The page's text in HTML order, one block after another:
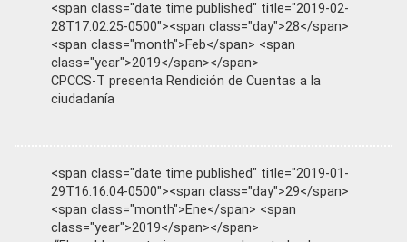
<span class="date time published" title="2019-02-
28T17:02:25-0500"><span class="day">28</span>
<span class="month">Feb</span> <span
class="year">2019</span></span>
CPCCS-T presenta Rendición de Cuentas a la
ciudadanía
<span class="date time published" title="2019-01-
29T16:16:04-0500"><span class="day">29</span>
<span class="month">Ene</span> <span
class="year">2019</span></span>